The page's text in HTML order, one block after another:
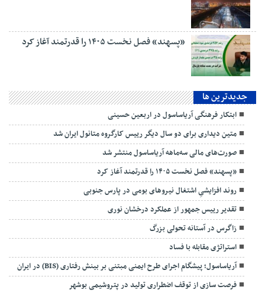
«پسهند» فصل نخست ۱۴۰۵ را قدرتمند آغاز کرد
جديدترين ها
ابتکار فرهنگی آریاساسول در اربعین حسینی
متین دیداری برای دو سال دیگر رییس کارگروه متانول ایران شد
صورت‌های مالی سه‌ماهه آریاساسول منتشر شد
«پسهند» فصل نخست ۱۴۰۵ را قدرتمند آغاز کرد
روند افزایشیِ اشتغال نیروهای بومی در پارس جنوبی
تقدیر رییس جمهور از عملکرد درخشان نوری
زاگرس در آستانه تحولی بزرگ
استراتژی مقابله با فساد
آریاساسول؛ پیشگام اجرای طرح ایمنی مبتنی بر بینش رفتاری (BIS) در ایران
فرصت سازی از توقف اضطراری تولید در پتروشیمی بوشهر